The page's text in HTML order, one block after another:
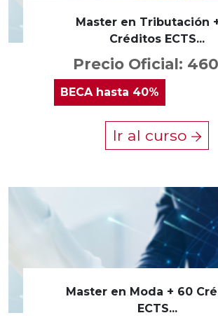
Master en Tributación
Créditos ECTS...
Precio Oficial:
BECA hasta 40%
Ir al curso
Master en Moda + 60
ECTS...